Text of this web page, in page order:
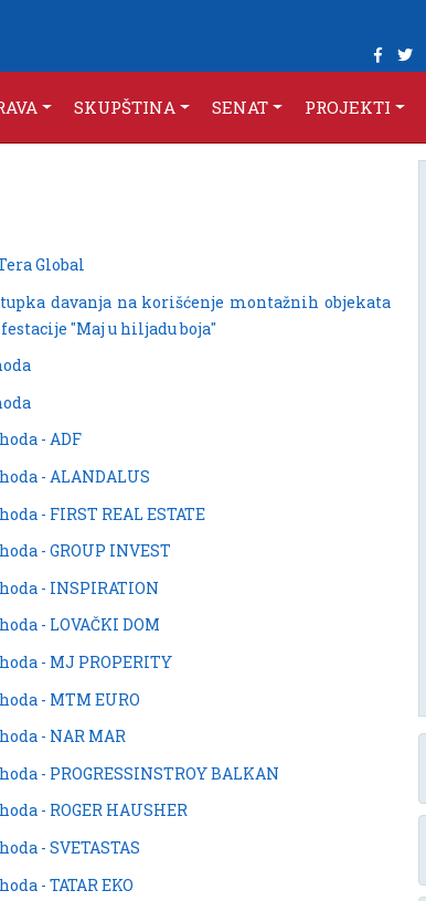
SKUPŠTINA SENAT PROJEKTI
Global
davanja na korišćenje montažnih objekata
"Maj u hiljadu boja"
- ADF
- ALANDALUS
- FIRST REAL ESTATE
- GROUP INVEST
- INSPIRATION
- LOVAČKI DOM
- MJ PROPERITY
- MTM EURO
- NAR MAR
- PROGRESSINSTROY BALKAN
- ROGER HAUSHER
- SVETASTAS
- TATAR EKO